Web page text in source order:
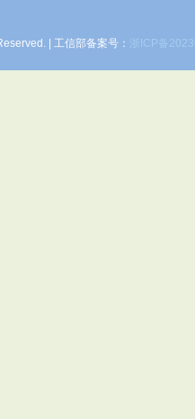
| 工信部备案号： 浙ICP备